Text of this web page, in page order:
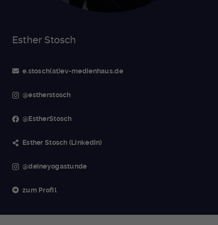
Esther Stosch
e.stosch(at)ev-medienhaus.de
@estherstosch
@EstherStosch
Esther Stosch (LinkedIn)
@deineyogastunde
zum Profil